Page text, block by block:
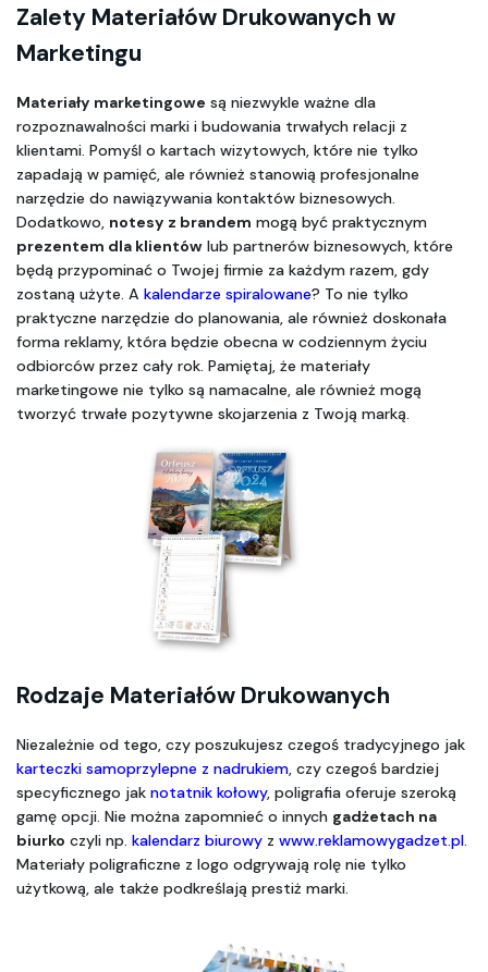
Zalety Materiałów Drukowanych w
Marketingu
Materiały marketingowe są niezwykle ważne dla
rozpoznawalności marki i budowania trwałych relacji z
klientami. Pomyśl o kartach wizytowych, które nie tylko
zapadają w pamięć, ale również stanowią profesjonalne
narzędzie do nawiązywania kontaktów biznesowych.
Dodatkowo, notesy z brandem
prezentem dla klientów lub partnerów biznesowych, które
będą przypominać o Twojej firmie za każdym razem, gdy
zostaną użyte. A kalendarze spiralowane? To nie tylko
praktyczne narzędzie do planowania, ale również doskonała
forma reklamy, która będzie obecna w codziennym życiu
odbiorców przez cały rok. Pamiętaj, że materiały
marketingowe nie tylko są namacalne, ale również mogą
tworzyć trwałe pozytywne skojarzenia z Twoją marką.
Rodzaje Materiałów Drukowanych
karteczki samoprzylepne z nadrukiem, czy czegoś bardziej
specyficznego jak notatnik kołowy, poligrafia oferuje szeroką
gamę opcji. Nie można zapomnieć o innych gadżetach na
biurko czyli np. kalendarz biurowy z www.reklamowygadzet.pl.
Materiały poligraficzne z logo odgrywają rolę nie tylko
użytkową, ale także podkreślają prestiż marki.